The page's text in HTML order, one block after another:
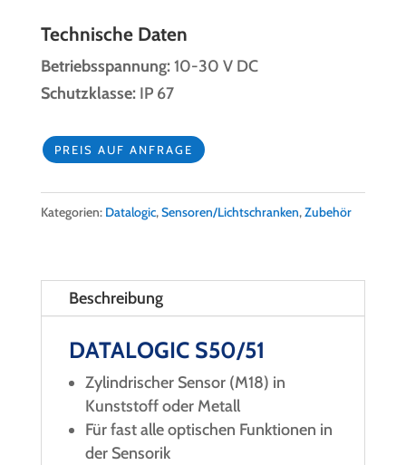
Technische Daten
Betriebsspannung:10-30 V DC
Schutzklasse:IP 67
PREIS AUF ANFRAGE
Kategorien: Datalogic,Sensoren/Lichtschranken,Zubehör
Beschreibung
DATALOGIC S50/51
Zylindrischer Sensor (M18) in
Kunststoff oder Metall
Für fast alle optischen Funktionen in
der Sensorik